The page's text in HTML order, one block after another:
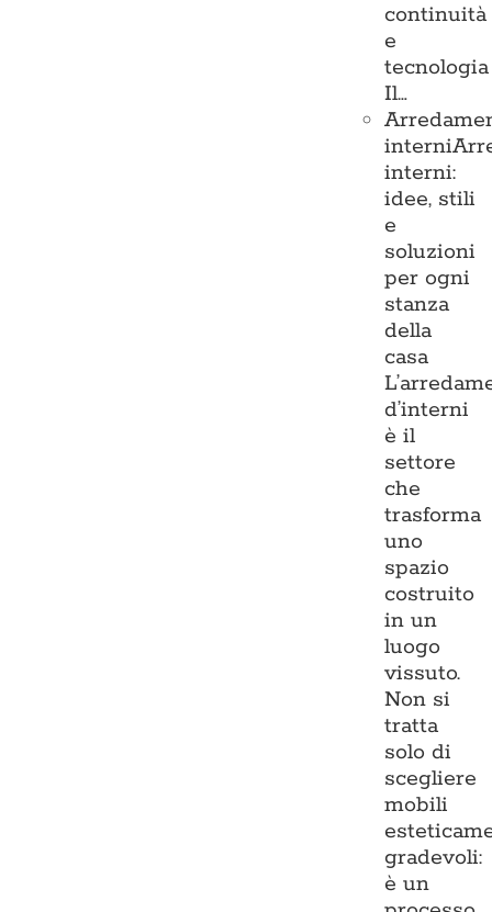
continuità
e
tecnologia
Il…
interni
interni:
idee, stili
e
soluzioni
per ogni
stanza
della
casa
d’interni
è il
settore
che
trasforma
uno
spazio
costruito
in un
luogo
vissuto.
Non si
tratta
solo di
scegliere
mobili
gradevoli:
è un